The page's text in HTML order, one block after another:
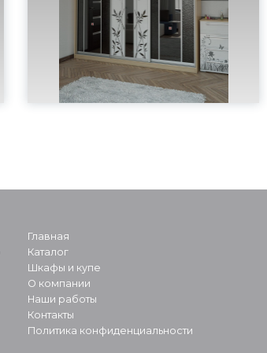
Главная
Каталог
Шкафы и купе
О компании
Наши работы
Контакты
Политика конфиденциальности